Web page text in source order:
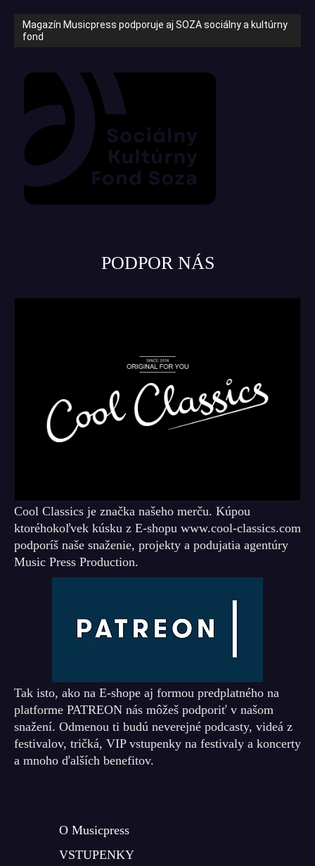
Magazín Musicpress podporuje aj SOZA sociálny a kultúrny
fond
PODPOR NÁS
Cool Classics je značka našeho merču. Kúpou
ktoréhokoľvek kúsku z E-shopu www.cool-classics.com
podporíš naše snaženie, projekty a podujatia agentúry
Music Press Production.
Tak isto, ako na E-shope aj formou predplatného na
platforme PATREON nás môžeš podporiť v našom
snažení. Odmenou ti budú neverejné podcasty, videá z
festivalov, tričká, VIP vstupenky na festivaly a koncerty
a mnoho ďalších benefitov.
O Musicpress
VSTUPENKY